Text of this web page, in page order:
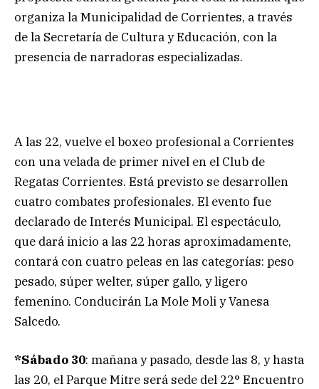
organiza la Municipalidad de Corrientes, a través
de la Secretaría de Cultura y Educación, con la
presencia de narradoras especializadas.
A las 22, vuelve el boxeo profesional a Corrientes
con una velada de primer nivel en el Club de
Regatas Corrientes. Está previsto se desarrollen
cuatro combates profesionales. El evento fue
declarado de Interés Municipal. El espectáculo,
que dará inicio a las 22 horas aproximadamente,
contará con cuatro peleas en las categorías: peso
pesado, súper welter, súper gallo, y ligero
femenino. Conducirán La Mole Moli y Vanesa
Salcedo.
*Sábado 30: mañana y pasado, desde las 8, y hasta
las 20, el Parque Mitre será sede del 22° Encuentro